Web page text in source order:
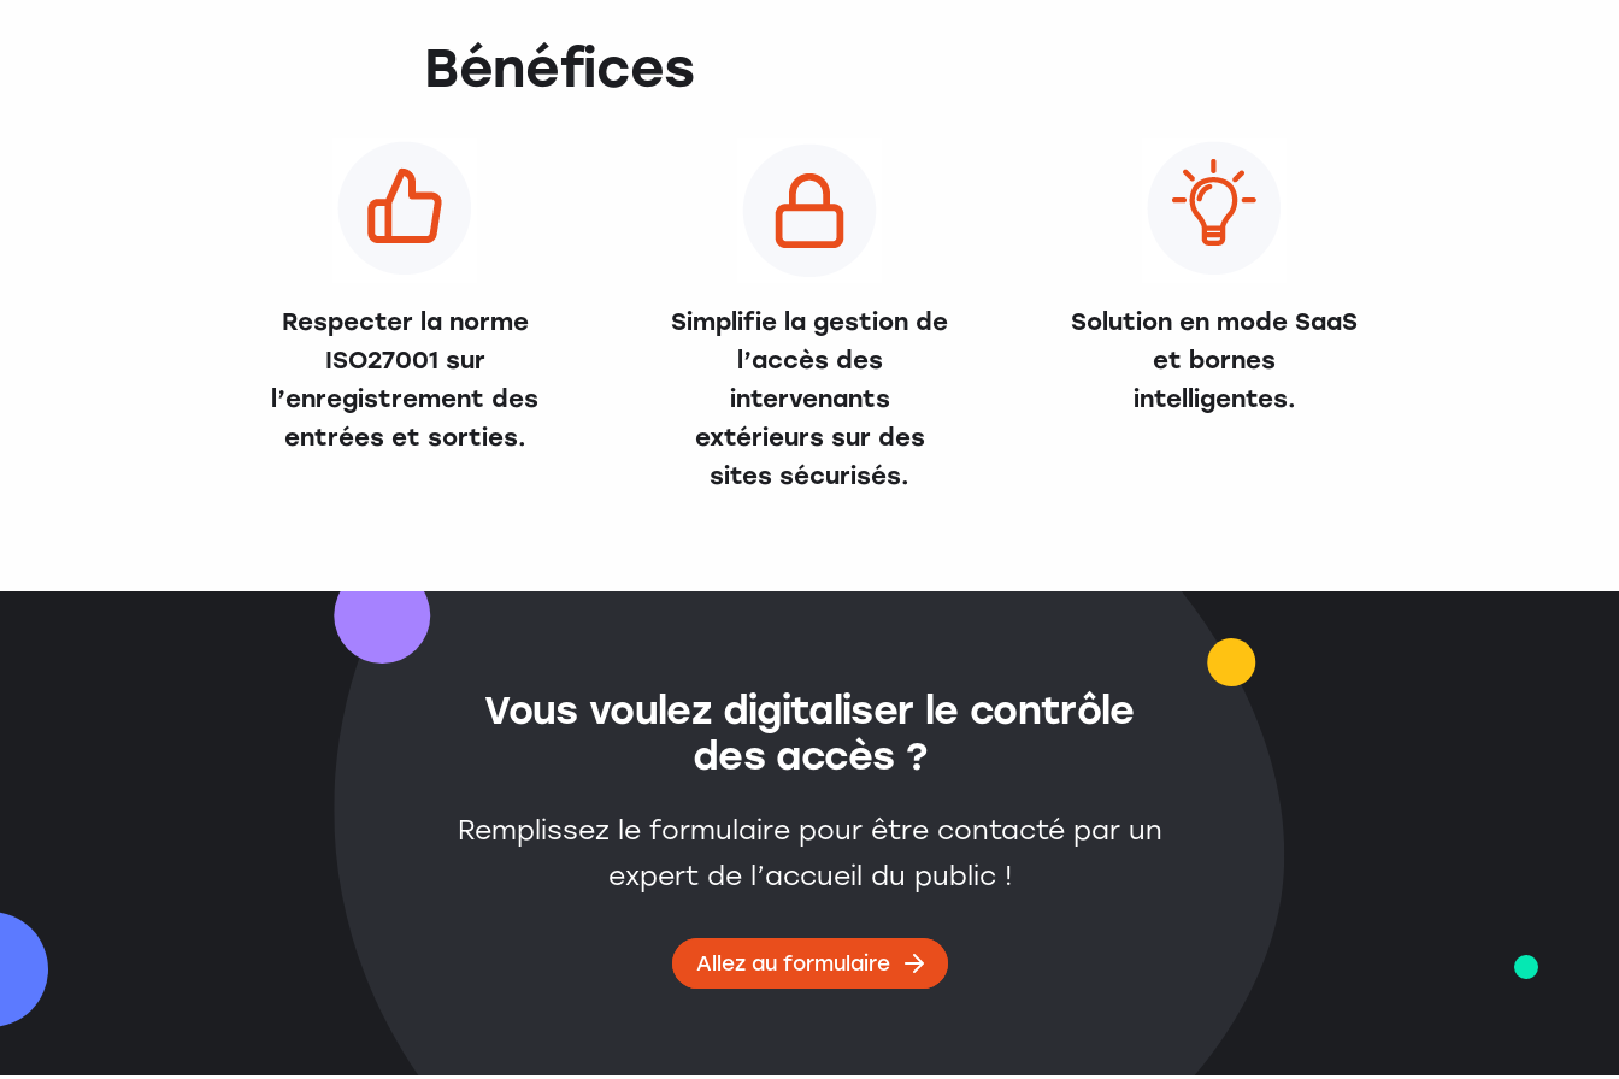
Bénéfices
Respecter la norme
ISO27001 sur
l’enregistrement des
entrées et sorties.
Simplifie la gestion de
l’accès des
intervenants
extérieurs sur des
sites sécurisés.
Solution en mode SaaS
et bornes
intelligentes.
Vous voulez digitaliser le contrôle
des accès ?
Remplissez le formulaire pour être contacté par un
expert de l’accueil du public !
Allez au formulaire